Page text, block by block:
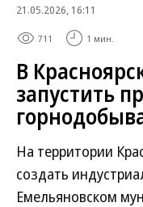
21.05.2026, 16:11
711 1 мин.
В
запустить
На территории
создать
Емельяновском